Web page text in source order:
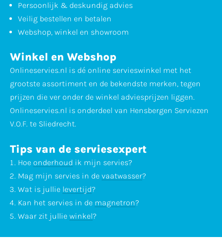
Persoonlijk & deskundig advies
Veilig bestellen en betalen
Webshop, winkel en showroom
Winkel en Webshop
Onlineservies.nl is dé online servieswinkel met het
grootste assortiment en de bekendste merken, tegen
prijzen die ver onder de winkel adviesprijzen liggen.
Onlineservies.nl is onderdeel van Hensbergen Serviezen
V.O.F. te Sliedrecht.
Tips van de serviesexpert
Hoe onderhoud ik mijn servies?
Mag mijn servies in de vaatwasser?
Wat is jullie levertijd?
Kan het servies in de magnetron?
Waar zit jullie winkel?